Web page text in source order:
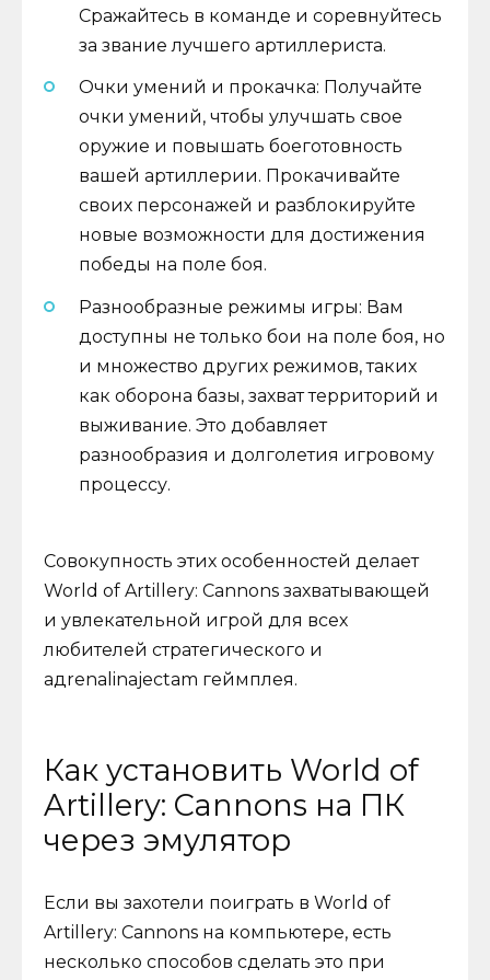
Сражайтесь в команде и соревнуйтесь
за звание лучшего артиллериста.
Очки умений и прокачка: Получайте
очки умений, чтобы улучшать свое
оружие и повышать боеготовность
вашей артиллерии. Прокачивайте
своих персонажей и разблокируйте
новые возможности для достижения
победы на поле боя.
Разнообразные режимы игры: Вам
доступны не только бои на поле боя, но
и множество других режимов, таких
как оборона базы, захват территорий и
выживание. Это добавляет
разнообразия и долголетия игровому
процессу.
Совокупность этих особенностей делает
World of Artillery: Cannons захватывающей
и увлекательной игрой для всех
любителей стратегического и
адrenalinajectam геймплея.
Как установить World of
Artillery: Cannons на ПК
через эмулятор
Если вы захотели поиграть в World of
Artillery: Cannons на компьютере, есть
несколько способов сделать это при